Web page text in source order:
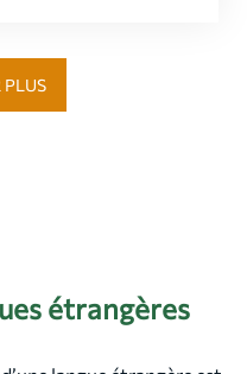
PLUS
étrangères